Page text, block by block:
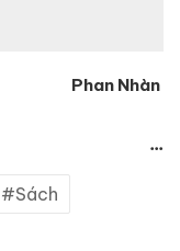
Phan Nhàn
...
Sách